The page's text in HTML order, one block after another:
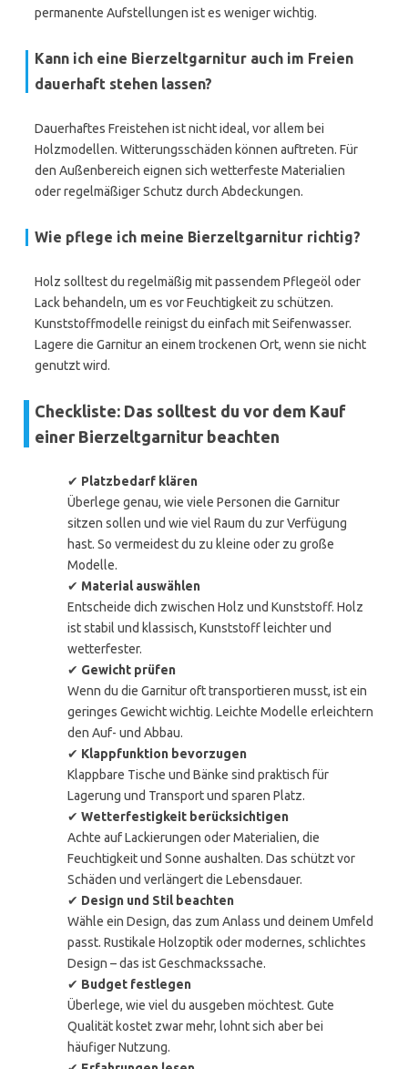
permanente Aufstellungen ist es weniger wichtig.
Kann ich eine Bierzeltgarnitur auch im Freien
dauerhaft stehen lassen?
Dauerhaftes Freistehen ist nicht ideal, vor allem bei
Holzmodellen. Witterungsschäden können auftreten. Für
den Außenbereich eignen sich wetterfeste Materialien
oder regelmäßiger Schutz durch Abdeckungen.
Wie pflege ich meine Bierzeltgarnitur richtig?
Holz solltest du regelmäßig mit passendem Pflegeöl oder
Lack behandeln, um es vor Feuchtigkeit zu schützen.
Kunststoffmodelle reinigst du einfach mit Seifenwasser.
Lagere die Garnitur an einem trockenen Ort, wenn sie nicht
genutzt wird.
Checkliste: Das solltest du vor dem Kauf
einer Bierzeltgarnitur beachten
✔ Platzbedarf klären
Überlege genau, wie viele Personen die Garnitur
sitzen sollen und wie viel Raum du zur Verfügung
hast. So vermeidest du zu kleine oder zu große
Modelle.
✔ Material auswählen
Entscheide dich zwischen Holz und Kunststoff. Holz
ist stabil und klassisch, Kunststoff leichter und
wetterfester.
✔ Gewicht prüfen
Wenn du die Garnitur oft transportieren musst, ist ein
geringes Gewicht wichtig. Leichte Modelle erleichtern
den Auf- und Abbau.
✔ Klappfunktion bevorzugen
Klappbare Tische und Bänke sind praktisch für
Lagerung und Transport und sparen Platz.
✔ Wetterfestigkeit berücksichtigen
Achte auf Lackierungen oder Materialien, die
Feuchtigkeit und Sonne aushalten. Das schützt vor
Schäden und verlängert die Lebensdauer.
✔ Design und Stil beachten
Wähle ein Design, das zum Anlass und deinem Umfeld
passt. Rustikale Holzoptik oder modernes, schlichtes
Design – das ist Geschmackssache.
✔ Budget festlegen
Überlege, wie viel du ausgeben möchtest. Gute
Qualität kostet zwar mehr, lohnt sich aber bei
häufiger Nutzung.